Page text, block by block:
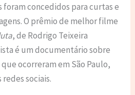
foram concedidos para curtas e
O prêmio de melhor filme
, de Rodrigo Teixeira
é um documentário sobre
ocorreram em São Paulo,
redes sociais.